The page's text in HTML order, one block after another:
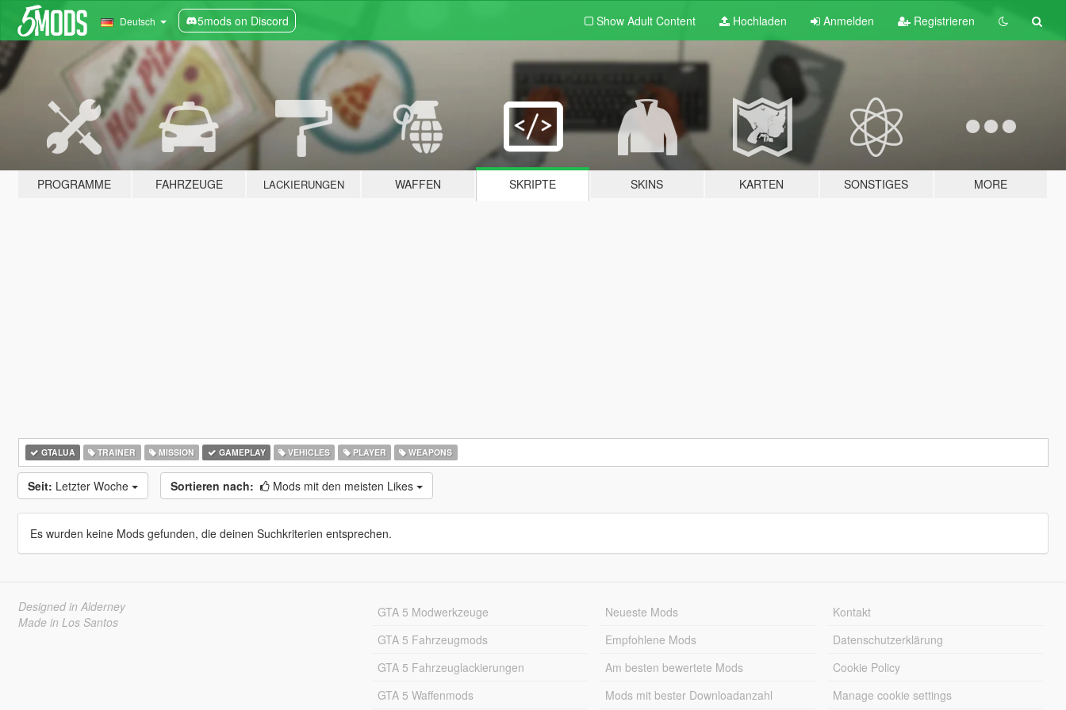
Deutsch 5mods on Discord Show Adult Content Hochladen Anmelden Registrieren
PROGRAMME FAHRZEUGE LACKIERUNGEN WAFFEN SKRIPTE SKINS KARTEN SONSTIGES MORE
GTALUA TRAINER MISSION GAMEPLAY VEHICLES PLAYER WEAPONS
Seit: Letzter Woche Sortieren nach: Mods mit den meisten Likes
Es wurden keine Mods gefunden, die deinen Suchkriterien entsprechen.
Designed in Alderney
Made in Los Santos
GTA 5 Modwerkzeuge
GTA 5 Fahrzeugmods
GTA 5 Fahrzeuglackierungen
GTA 5 Waffenmods
Neueste Mods
Empfohlene Mods
Am besten bewertete Mods
Mods mit bester Downloadanzahl
Kontakt
Datenschutzerklärung
Cookie Policy
Manage cookie settings